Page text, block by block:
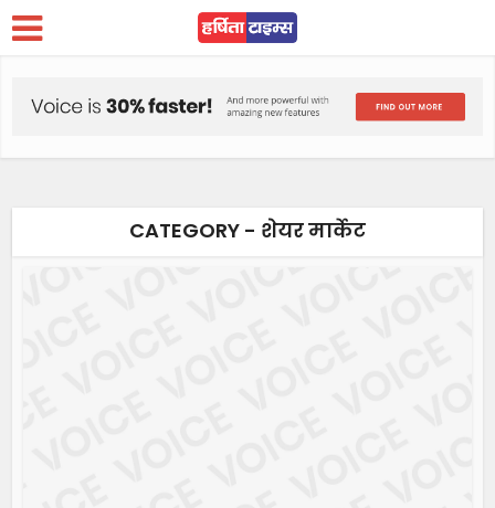
CATEGORY - शेयर मार्केट